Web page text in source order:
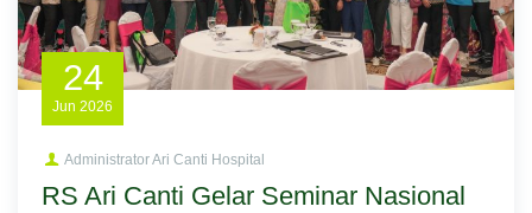
24
Jun 2026
Administrator Ari Canti Hospital
RS Ari Canti Gelar Seminar Nasional